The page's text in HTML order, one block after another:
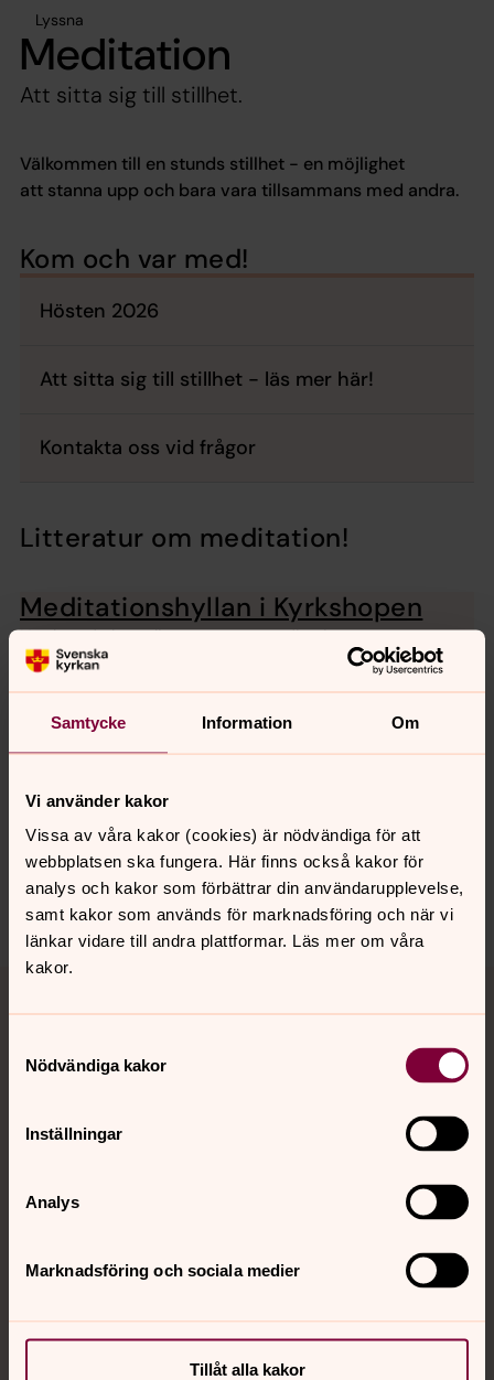
Samtycke Information Om
Vi använder kakor
Vissa av våra kakor (cookies) är nödvändiga för att
webbplatsen ska fungera. Här finns också kakor för
analys och kakor som förbättrar din användarupplevelse,
samt kakor som används för marknadsföring och när vi
länkar vidare till andra plattformar. Läs mer om våra
kakor.
Nödvändiga kakor
Inställningar
Analys
Marknadsföring och sociala medier
Tillåt alla kakor
Lyssna
Meditation
Att sitta sig till stillhet.
Välkommen till en stunds stillhet - en möjlighet
att stanna upp och bara vara tillsammans med andra.
Kom och var med!
Hösten 2026
Att sitta sig till stillhet - läs mer här!
Kontakta oss vid frågor
Litteratur om meditation!
Meditationshyllan i Kyrkshopen
Här kan du köpa litteratur om meditation.
innehåll?
mariestads.forsamling@svenskakyrkan.se
Dela
Tillbaka till toppen
Tillbaka till innehållet
Sociala kanaler